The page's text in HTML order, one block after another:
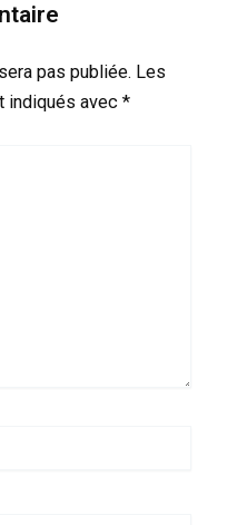
pas publiée. Les
indiqués avec *